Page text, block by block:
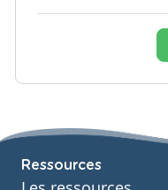
Ressources